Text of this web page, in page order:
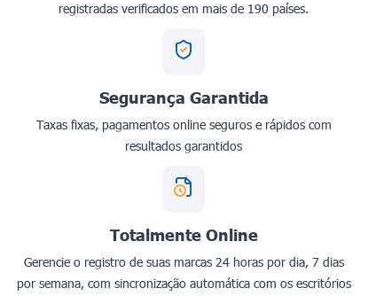
registradas verificados em mais de 190 países.
Segurança Garantida
Taxas fixas, pagamentos online seguros e rápidos com
resultados garantidos
Totalmente Online
Gerencie o registro de suas marcas 24 horas por dia, 7 dias
por semana, com sincronização automática com os escritórios